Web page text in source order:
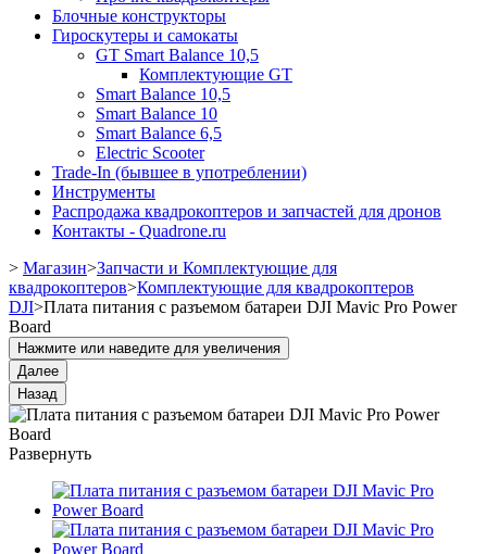
Блочные конструкторы
Гироскутеры и самокаты
GT Smart Balance 10,5
Комплектующие GT
Smart Balance 10,5
Smart Balance 10
Smart Balance 6,5
Electric Scooter
Trade-In (бывшее в употреблении)
Инструменты
Распродажа квадрокоптеров и запчастей для дронов
Контакты - Quadrone.ru
> Магазин>Запчасти и Комплектующие для
квадрокоптеров>Комплектующие для квадрокоптеров
DJI>Плата питания с разъемом батареи DJI Mavic Pro Power
Board
Нажмите или наведите для увеличения
Далее
Назад
Развернуть